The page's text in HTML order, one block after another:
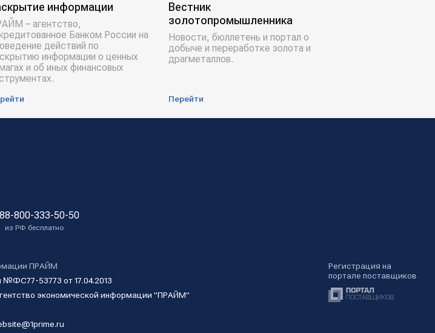
информации
– агентство,
Банком России на
действий по
информации о ценных
и об иных финансовых
Вестник
золотопромышленника
Новости, бюллетень и портал о
добыче и переработке золота и
драгметаллов.
Перейти
8-800-333-50-50
из РФ бесплатно
ПРАЙМ
№ФС77-53773 от 17.04.2013
экономической информации "ПРАЙМ"
Регистрация на
портале поставщиков